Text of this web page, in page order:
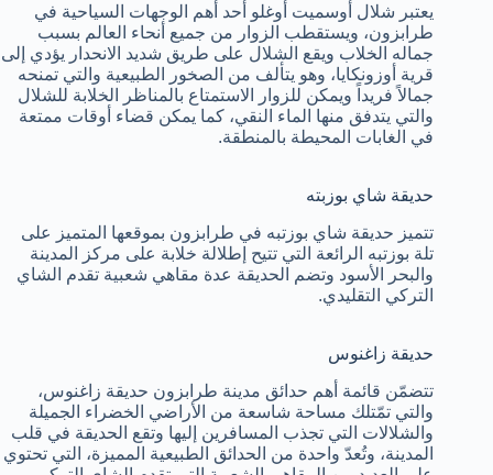
يعتبر شلال أوسميت أوغلو أحد أهم الوجهات السياحية في
طرابزون، ويستقطب الزوار من جميع أنحاء العالم بسبب
جماله الخلاب ويقع الشلال على طريق شديد الانحدار يؤدي إلى
قرية أوزونكايا، وهو يتألف من الصخور الطبيعية والتي تمنحه
جمالاً فريداً ويمكن للزوار الاستمتاع بالمناظر الخلابة للشلال
والتي يتدفق منها الماء النقي، كما يمكن قضاء أوقات ممتعة
في الغابات المحيطة بالمنطقة.
حديقة شاي بوزبته
تتميز حديقة شاي بوزتبه في طرابزون بموقعها المتميز على
تلة بوزتبه الرائعة التي تتيح إطلالة خلابة على مركز المدينة
والبحر الأسود وتضم الحديقة عدة مقاهي شعبية تقدم الشاي
التركي التقليدي.
حديقة زاغنوس
تتضمّن قائمة أهم حدائق مدينة طرابزون حديقة زاغنوس،
والتي تمّتلك مساحة شاسعة من الأراضي الخضراء الجميلة
والشلالات التي تجذب المسافرين إليها وتقع الحديقة في قلب
المدينة، وتُعدّ واحدة من الحدائق الطبيعية المميزة، التي تحتوي